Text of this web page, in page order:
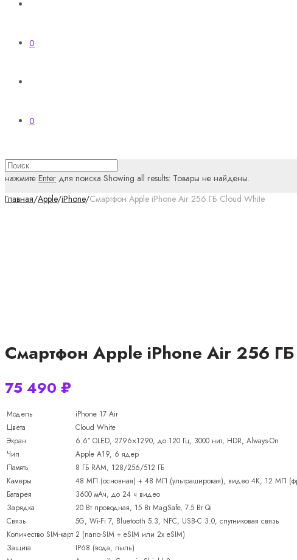
0
0
нажмите Enter для поиска Showing all results: Товары не найдены.
Главная/Apple/iPhone/Смартфон Apple iPhone Air 256 ГБ Cloud White
Смартфон Apple iPhone Air 256
75 490 ₽
Модель
iPhone 17 Air
Цвета
Cloud White
Экран
6.6″ OLED, 2796×1290, до 120 Гц, 3000 нит, HDR, Always-On
Чип
Apple A19, 6 ядер
Память
8 ГБ RAM, 128/256/512 ГБ
Камеры
48 МП (основная) + 48 МП (ультраширокая), видео 4K, 12 МП
Батарея
3600 мАч, до 24 ч видео
Зарядка
20 Вт проводная, 15 Вт MagSafe, 7.5 Вт Qi
Связь
5G, Wi-Fi 7, Bluetooth 5.3, NFC, USB-C 3.0, спутниковая связь
Количество SIM-карт 2 (nano-SIM + eSIM или 2x eSIM)
Защита
IP68 (вода, пыль)